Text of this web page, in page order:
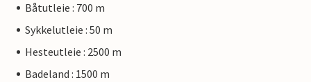
Båtutleie : 700 m
Sykkelutleie : 50 m
Hesteutleie : 2500 m
Badeland : 1500 m